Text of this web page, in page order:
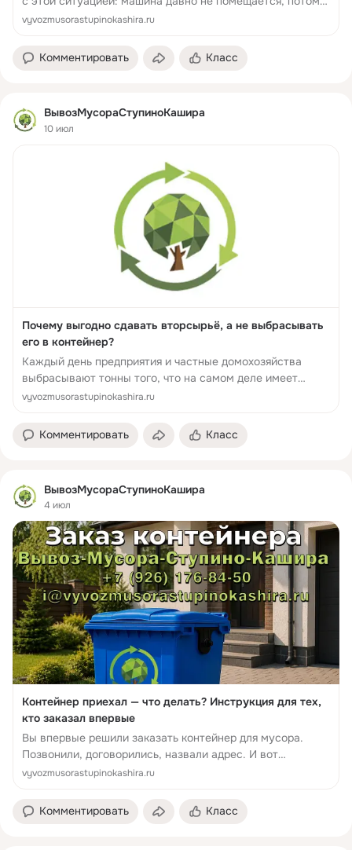
что место занято коробками, старыми шинами,
vyvozmusorastupinokashira.ru
Комментировать Класс
ВывозМусораСтупиноКашира
10 июл
Почему выгодно сдавать вторсырьё, а не выбрасывать
его в контейнер?
Каждый день предприятия и частные домохозяйства
выбрасывают тонны того, что на самом деле имеет
ценность. Картонные коробки, пластиковая упаковка,
vyvozmusorastupinokashira.ru
Комментировать Класс
ВывозМусораСтупиноКашира
4 июл
Контейнер приехал — что делать? Инструкция для тех,
кто заказал впервые
Вы впервые решили заказать контейнер для мусора.
Позвонили, договорились, назвали адрес. И вот
наступает день Х: вам сообщают, что машина выехала. А
vyvozmusorastupinokashira.ru
Комментировать Класс